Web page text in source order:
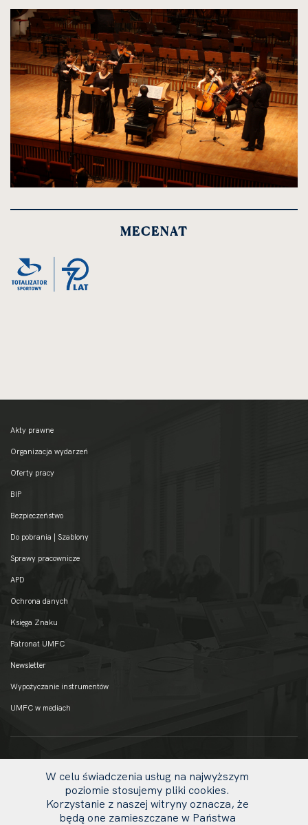
spowoduje
powiększenie
zdjęcia
do
rozmiarów
oryginalnych
spowoduje
rozmiarów
oryginalnych
MECENAT
Akty prawne
Organizacja wydarzeń
Oferty pracy
BIP
Bezpieczeństwo
Do pobrania | Szablony
Sprawy pracownicze
APD
Ochrona danych
Księga Znaku
Patronat UMFC
Newsletter
Wypożyczanie instrumentów
UMFC w mediach
W celu świadczenia usług na najwyższym
poziomie stosujemy pliki cookies.
Korzystanie z naszej witryny oznacza, że
będą one zamieszczane w Państwa